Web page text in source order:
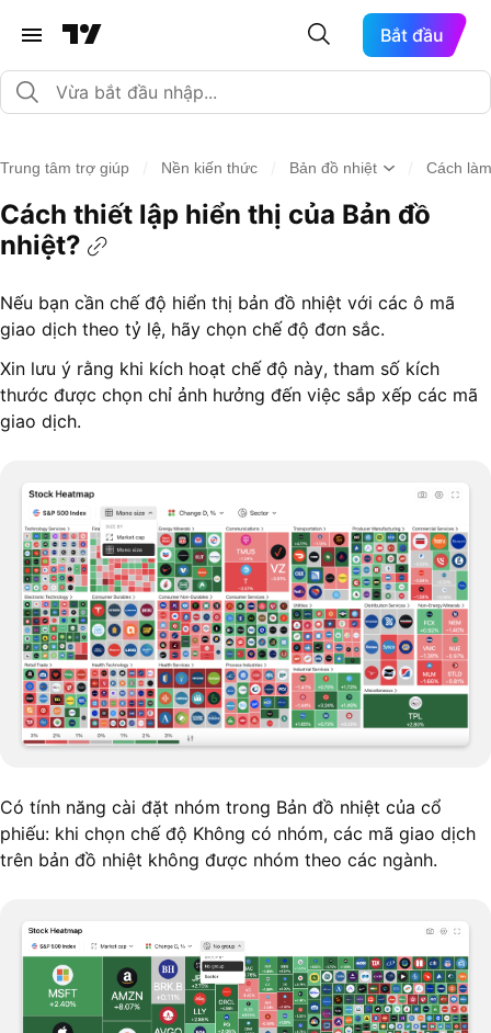
Bắt đầu
Trung tâm trợ giúp Nền kiến thức Bản đồ nhiệt Cách
Cách thiết lập hiển thị của Bản đồ
nhiệt?
Nếu bạn cần chế độ hiển thị bản đồ nhiệt với các ô mã
giao dịch theo tỷ lệ, hãy chọn chế độ đơn sắc.
Xin lưu ý rằng khi kích hoạt chế độ này, tham số kích
thước được chọn chỉ ảnh hưởng đến việc sắp xếp các mã
giao dịch.
Có tính năng cài đặt nhóm trong Bản đồ nhiệt của cổ
phiếu: khi chọn chế độ Không có nhóm, các mã giao dịch
trên bản đồ nhiệt không được nhóm theo các ngành.